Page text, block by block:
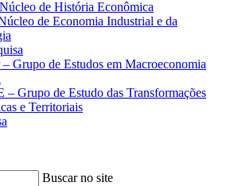
de História Econômica
de Economia Industrial e da
Grupo de Estudos em Macroeconomia
– Grupo de Estudo das Transformações
e Territoriais
Buscar no site